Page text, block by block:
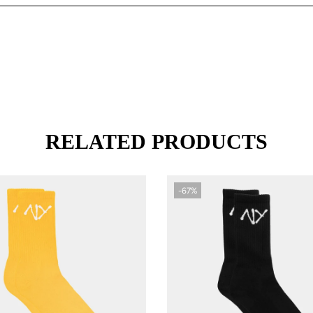
RELATED PRODUCTS
-67%